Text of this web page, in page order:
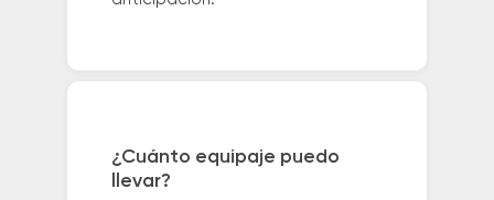
¿Cuánto equipaje puedo
llevar?